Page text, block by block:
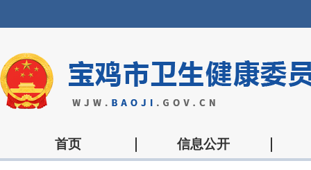
首页 信息公开